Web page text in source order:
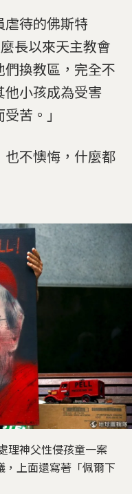
待的佛斯特
長以來天主教會
換教區，完全不
小孩成為受害
苦。」
也不懊悔，什麼都
理神父性侵孩童一案
，上面還寫著「佩爾下